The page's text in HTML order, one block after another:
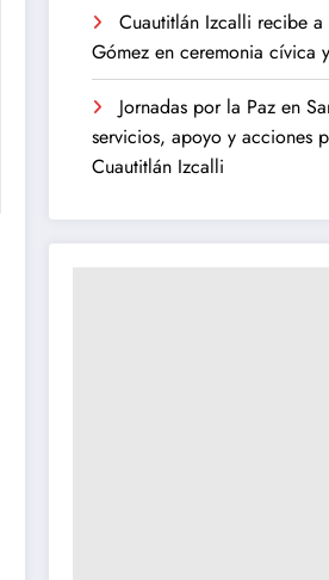
Cuautitlán Izcalli recibe
Gómez en ceremonia cívica
Jornadas por la Paz en
servicios, apoyo y acciones
Cuautitlán Izcalli